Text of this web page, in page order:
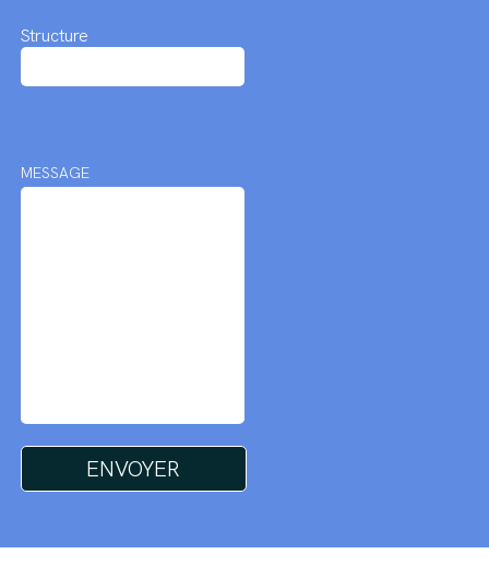
Structure
MESSAGE